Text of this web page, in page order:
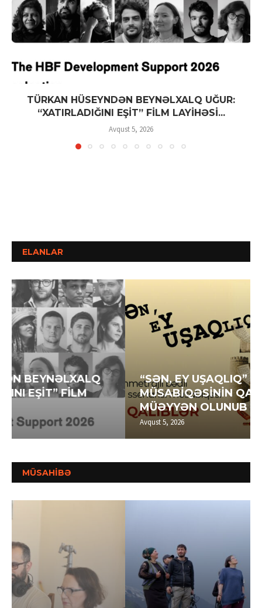
TÜRKAN HÜSEYNDƏN BEYNƏLXALQ UĞUR:
“XATIRLADIĞINI EŞİT” FİLM LAYİHƏSİ...
Avqust 5, 2026
ELANLAR
“SƏN, EY UŞAQLIQ” SSENARİ
MÜSABİQƏSİNİN QALİBLƏRİ
MÜƏYYƏN OLUNUB
Avqust 5, 2026
MÜSAHİBƏ